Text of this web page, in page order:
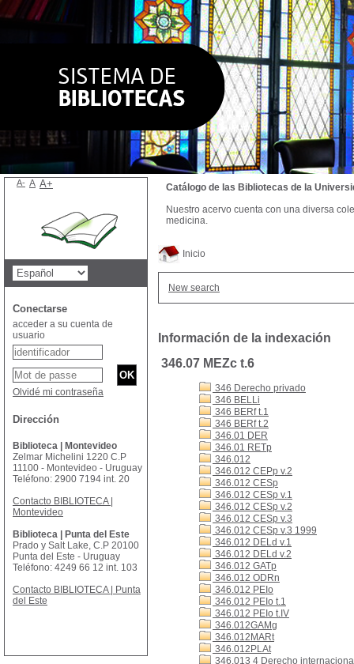
Inicio
New search
Información de la indexación
346.07 MEZc t.6
346 Derecho privado
346 BELLi
346 BERf t.1
346 BERf t.2
346.01 DER
346.01 RETp
346.012
346.012 CEPp v.2
346.012 CESp
346.012 CESp v.1
346.012 CESp v.2
346.012 CESp v.3
346.012 CESp v.3 1999
346.012 DELd v.1
346.012 DELd v.2
346.012 GATp
346.012 ODRn
346.012 PEIo
346.012 PEIo t.1
346.012 PEIo t.IV
346.012GAMg
346.012MARt
346.012PLAt
346.013 4 Derecho
Catálogo de las Bibliotecas de la
Nuestro acervo cuenta con una diversa
medicina.
A- A A+
Conectarse
acceder a su cuenta de
usuario
Olvidé mi contraseña
Dirección
Biblioteca | Montevideo
Zelmar Michelini 1220 C.P
11100 - Montevideo - Uruguay
Teléfono: 2900 7194 int. 20
Contacto BIBLIOTECA |
Montevideo
Biblioteca | Punta del Este
Prado y Salt Lake, C.P 20100
Punta del Este - Uruguay
Teléfono: 4249 66 12 int. 103
Contacto BIBLIOTECA | Punta
del Este